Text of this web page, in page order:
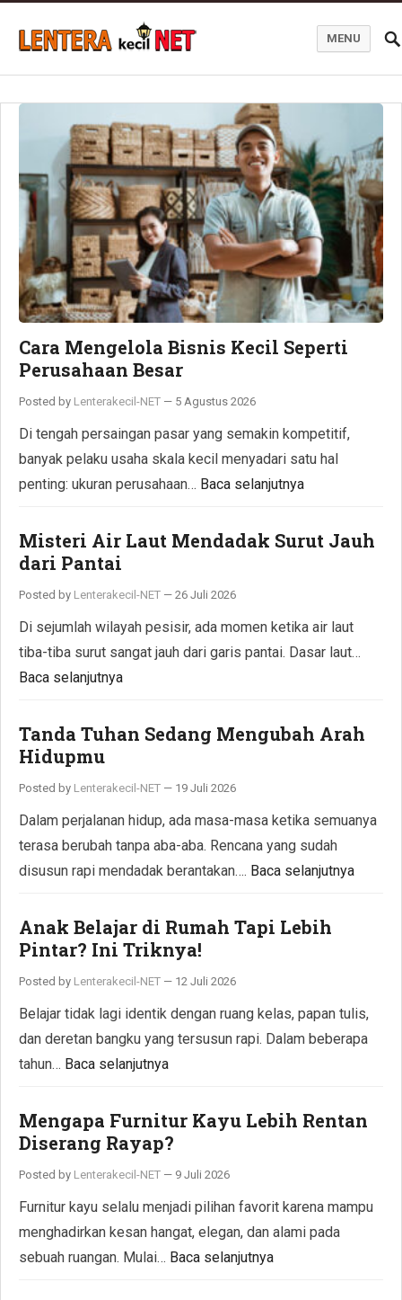
MENU
Cara Mengelola Bisnis Kecil Seperti
Perusahaan Besar
Posted by Lenterakecil-NET — 5 Agustus 2026
Di tengah persaingan pasar yang semakin kompetitif,
banyak pelaku usaha skala kecil menyadari satu hal
penting: ukuran perusahaan… Baca selanjutnya
Misteri Air Laut Mendadak Surut Jauh
dari Pantai
Posted by Lenterakecil-NET — 26 Juli 2026
Di sejumlah wilayah pesisir, ada momen ketika air laut
tiba-tiba surut sangat jauh dari garis pantai. Dasar laut…
Baca selanjutnya
Tanda Tuhan Sedang Mengubah Arah
Hidupmu
Posted by Lenterakecil-NET — 19 Juli 2026
Dalam perjalanan hidup, ada masa-masa ketika semuanya
terasa berubah tanpa aba-aba. Rencana yang sudah
disusun rapi mendadak berantakan…. Baca selanjutnya
Anak Belajar di Rumah Tapi Lebih
Pintar? Ini Triknya!
Posted by Lenterakecil-NET — 12 Juli 2026
Belajar tidak lagi identik dengan ruang kelas, papan tulis,
dan deretan bangku yang tersusun rapi. Dalam beberapa
tahun… Baca selanjutnya
Mengapa Furnitur Kayu Lebih Rentan
Diserang Rayap?
Posted by Lenterakecil-NET — 9 Juli 2026
Furnitur kayu selalu menjadi pilihan favorit karena mampu
menghadirkan kesan hangat, elegan, dan alami pada
sebuah ruangan. Mulai… Baca selanjutnya